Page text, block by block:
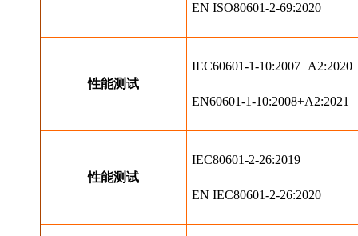
EN ISO80601-2-69:2020
性能测试
IEC60601-1-10:2007+A2:2020
EN60601-1-10:2008+A2:2021
性能测试
IEC80601-2-26:2019
EN IEC80601-2-26:2020